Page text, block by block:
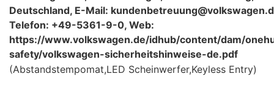
Deutschland, E-Mail:
Telefon: +49-5361-9-0, Web:
https://www.volkswagen.de/idhub/content/dam/
safety/volkswagen-sicherheitshinweise-de.pdf
(Abstandstempomat,LED Scheinwerfer,Keyless Entry)